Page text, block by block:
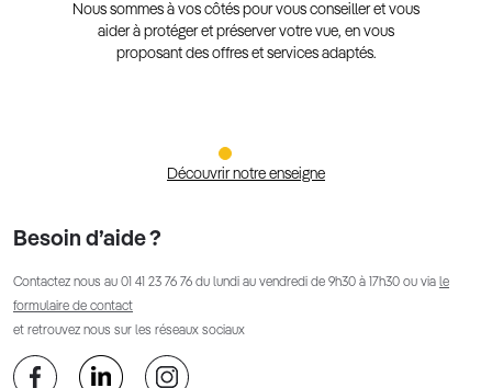
Nous sommes à vos côtés pour vous conseiller et vous
aider à protéger et préserver votre vue, en vous
proposant des offres et services adaptés.
Découvrir notre enseigne
Besoin d’aide ?
Contactez nous au 01 41 23 76 76 du lundi au vendredi de 9h30 à 17h30 ou via le
formulaire de contact
et retrouvez nous sur les réseaux sociaux